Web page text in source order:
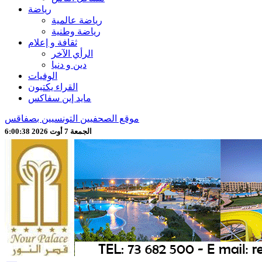
رياضة
رياضة عالمية
رياضة وطنية
ثقافة و إعلام
الرأي الآخر
دين و دنيا
الوفيات
القراء يكتبون
مايد إين سفاكس
موقع الصحفيين التونسيين بصفاقس
الجمعة 7 أوت 2026 6:00:40